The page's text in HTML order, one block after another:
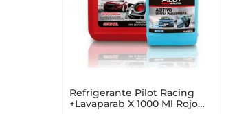
Refrigerante Pilot Racing
+Lavaparab X 1000 Ml Rojo